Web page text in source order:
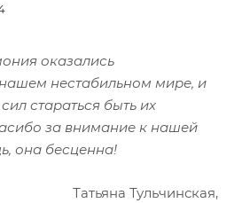
оказались
нестабильном мире, и
стараться быть их
за внимание к нашей
она бесценна!
Татьяна Тульчинская,